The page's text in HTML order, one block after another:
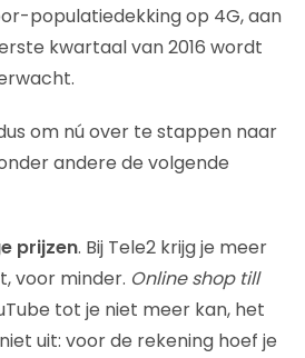
populatiedekking op 4G, aan
kwartaal van 2016 wordt
om nú over te stappen naar
andere de volgende
prijzen. Bij Tele2 krijg je meer
voor minder. Online shop till
tot je niet meer kan, het
uit: voor de rekening hoef je